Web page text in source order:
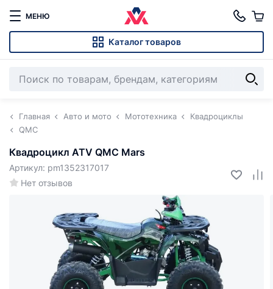
МЕНЮ
Каталог товаров
Главная Авто и мото Мототехника
Квадроциклы
QMC
Квадроцикл ATV QMC Mars
Нет отзывов
Артикул: pm1352317017